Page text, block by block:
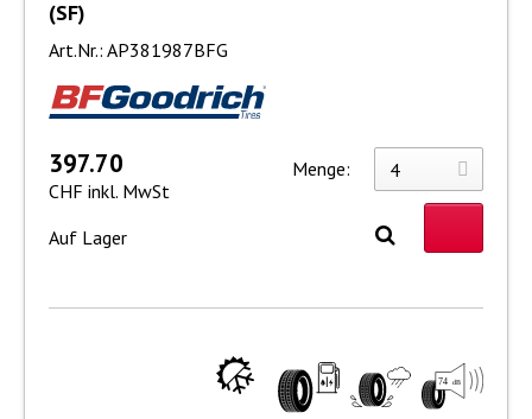
(SF)
Art.Nr.: AP381987BFG
397.70
CHF inkl. MwSt
Menge:
Auf Lager